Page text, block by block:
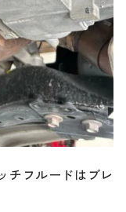
チフルードはブレ